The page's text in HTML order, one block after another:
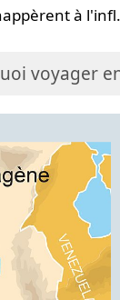
à
voyager